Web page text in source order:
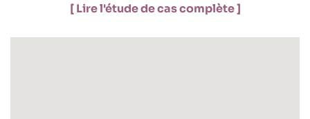
[ Lire l'étude de cas complète ]